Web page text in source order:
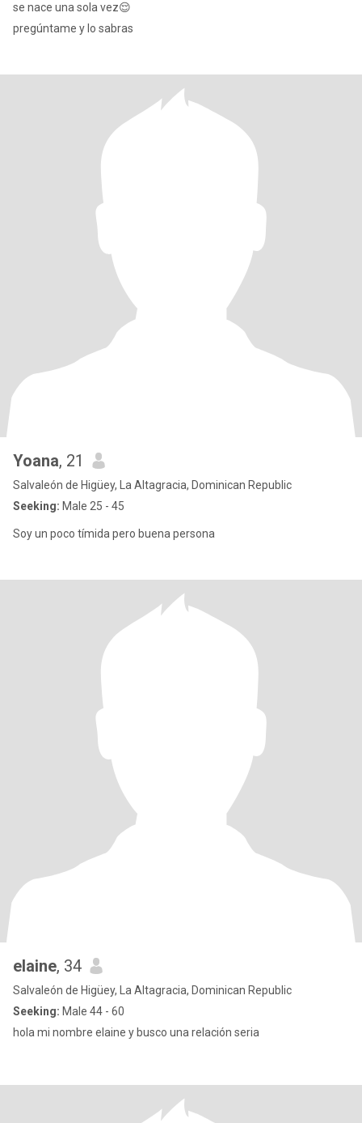
se nace una sola vez😌
pregúntame y lo sabras
Yoana, 21
Salvaleón de Higüey, La Altagracia, Dominican Republic
Seeking: Male 25 - 45
Soy un poco tímida pero buena persona
elaine, 34
Salvaleón de Higüey, La Altagracia, Dominican Republic
Seeking: Male 44 - 60
hola mi nombre elaine y busco una relación seria